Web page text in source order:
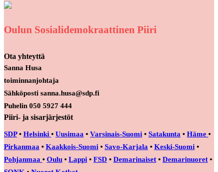
Oulun Sosialidemokraattinen Piiri
Ota yhteyttä
Sanna Husa
toiminnanjohtaja
Sähköposti sanna.husa@sdp.fi
Puhelin 050 5927 444
Piiri- ja sisarjärjestöt
SDP• Helsinki • Uusimaa • Varsinais-Suomi • Satakunta • Häme •
Pirkanmaa • Kaakkois-Suomi • Savo-Karjala • Keski-Suomi •
Pohjanmaa • Oulu • Lappi • FSD • Demarinaiset • Demarinuoret •